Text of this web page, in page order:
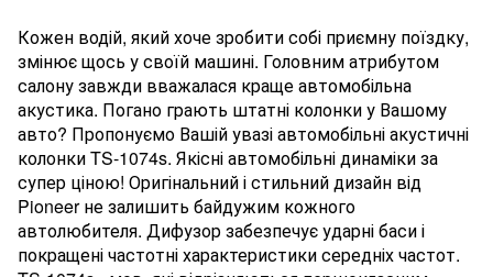
Кожен водій, який хоче зробити собі приємну поїздку,
змінює щось у своїй машині. Головним атрибутом
салону завжди вважалася краще автомобільна
акустика. Погано грають штатні колонки у Вашому
авто? Пропонуємо Вашій увазі автомобільні акустичні
колонки TS-1074s. Якісні автомобільні динаміки за
супер ціною! Оригінальний і стильний дизайн від
Pioneer не залишить байдужим кожного
автолюбителя. Дифузор забезпечує ударні баси і
покращені частотні характеристики середніх частот.